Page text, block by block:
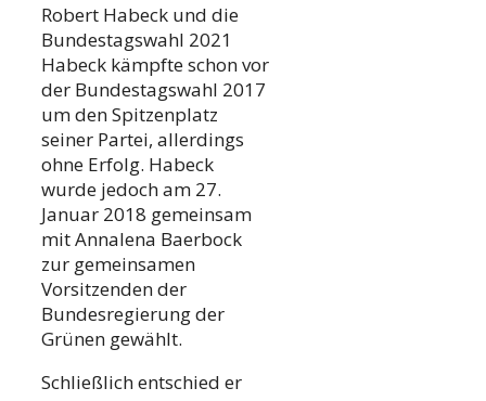
Robert Habeck und die
Bundestagswahl 2021
Habeck kämpfte schon vor
der Bundestagswahl 2017
um den Spitzenplatz
seiner Partei, allerdings
ohne Erfolg. Habeck
wurde jedoch am 27.
Januar 2018 gemeinsam
mit Annalena Baerbock
zur gemeinsamen
Vorsitzenden der
Bundesregierung der
Grünen gewählt.
Schließlich entschied er